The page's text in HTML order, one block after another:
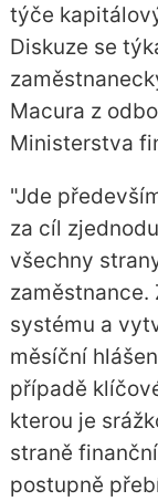
týče
Diskuze se
Macura z
Ministerstva
"Jde
za cíl
všechny
zaměstnance.
systému a
měsíční
případě
kterou je
straně
postupně